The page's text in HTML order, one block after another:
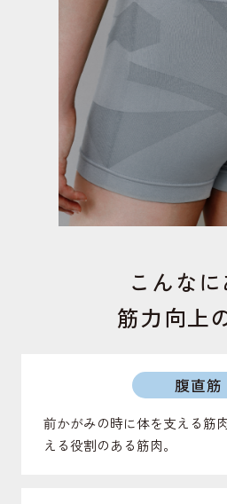
こんなに
筋力向上
腹直筋
前かがみの時に体を支える筋
える役割のある筋肉。